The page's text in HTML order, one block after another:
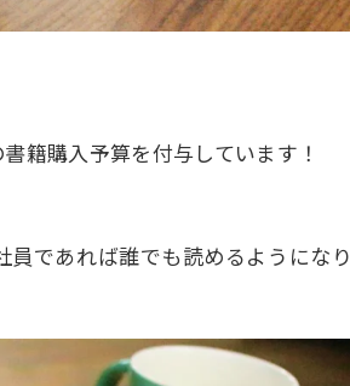
籍購入予算を付与しています！
であれば誰でも読めるようになり